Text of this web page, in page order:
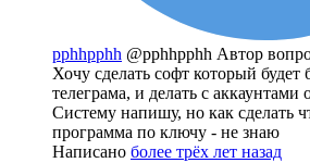
pphhpphh @pphhpphh Автор
Хочу сделать софт который будет
телеграма, и делать с
Систему напишу, но как сделать
программа по ключу - не знаю
Написано более трёх лет назад